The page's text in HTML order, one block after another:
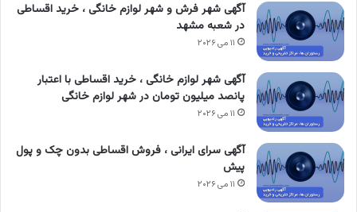
آگهی شهر فرش و شهر لوازم خانگی ، خرید اقساطی
در شعبه مشهد
۱۱ می ۲۰۲۶
آگهی شهر لوازم خانگی ، خرید اقساطی با اعتبار
پانصد میلیون تومان در شهر لوازم خانگی
۱۱ می ۲۰۲۶
آگهی سرای ایرانی ، فروش اقساطی بدون چک و پول
پیش
۱۱ می ۲۰۲۶